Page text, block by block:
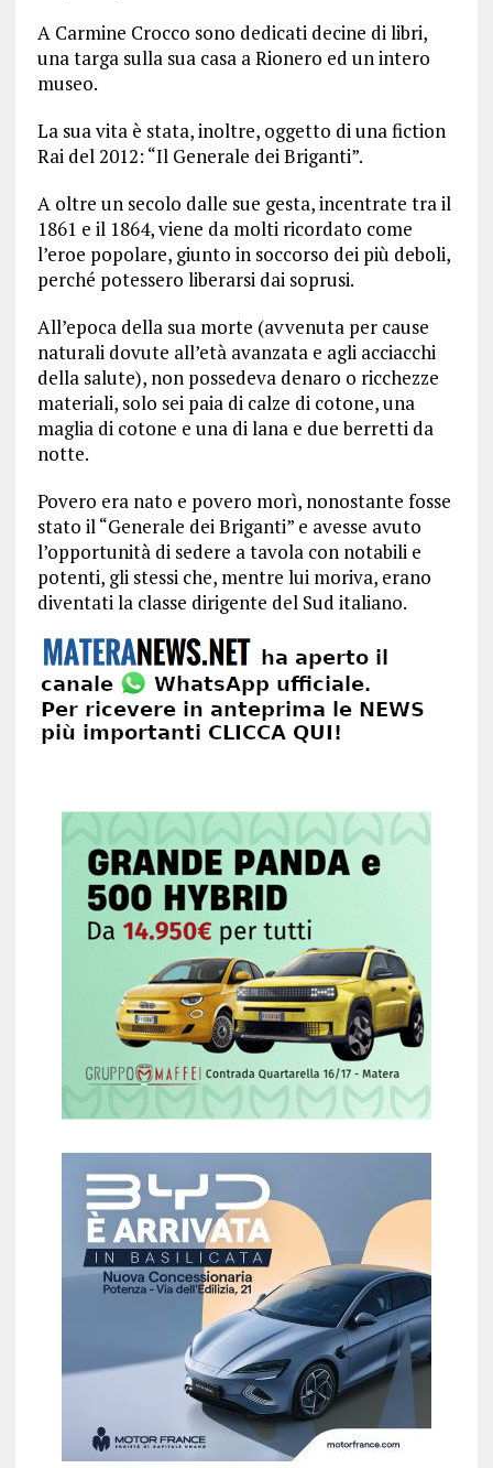
A Carmine Crocco sono dedicati decine di libri,
una targa sulla sua casa a Rionero ed un intero
museo.
La sua vita è stata, inoltre, oggetto di una fiction
Rai del 2012: “Il Generale dei Briganti”.
A oltre un secolo dalle sue gesta, incentrate tra il
1861 e il 1864, viene da molti ricordato come
l’eroe popolare, giunto in soccorso dei più deboli,
perché potessero liberarsi dai soprusi.
All’epoca della sua morte (avvenuta per cause
naturali dovute all’età avanzata e agli acciacchi
della salute), non possedeva denaro o ricchezze
materiali, solo sei paia di calze di cotone, una
maglia di cotone e una di lana e due berretti da
notte.
Povero era nato e povero morì, nonostante fosse
stato il “Generale dei Briganti” e avesse avuto
l’opportunità di sedere a tavola con notabili e
potenti, gli stessi che, mentre lui moriva, erano
diventati la classe dirigente del Sud italiano.